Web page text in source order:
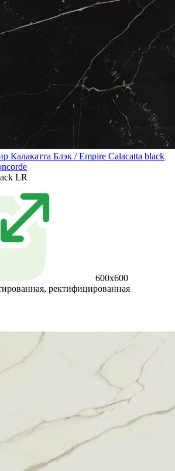
Калакатта Блэк / Empire Calacatta black
LR
600x600
ректифицированная